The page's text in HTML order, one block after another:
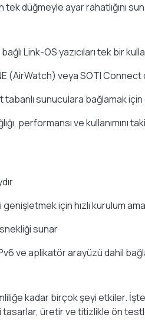
düğmeyle ayar rahatlığını
Link-OS yazıcıları tek bir
(AirWatch) veya SOTI
sunuculara bağlamak
performansı ve
için hızlı kurulum
sunar
ve aplikatör arayüzü dahil
kadar birçok şeyi etkiler.
üretir ve titizlikle ön